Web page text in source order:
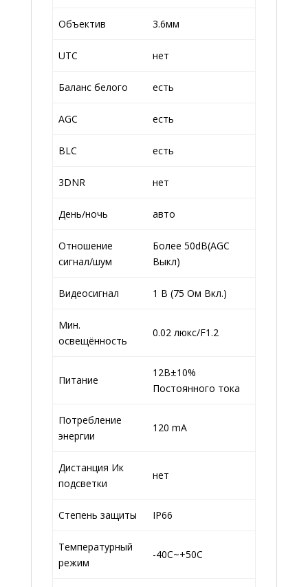
Объектив 3.6мм
UTC нет
Баланс белого есть
AGC есть
BLC есть
3DNR нет
День/ночь авто
Отношение
сигнал/шум
Более 50dB(AGC
Выкл)
Видеосигнал 1 В (75 Ом Вкл.)
Мин.
освещённость
0.02 люкс/F1.2
Питание
12В±10%
Постоянного тока
Потребление
энергии
120 mA
Дистанция Ик
подсветки
нет
Степень защиты IP66
Температурный
режим
-40С~+50С